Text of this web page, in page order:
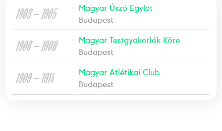
1903 — 1905
Magyar Úszó Egylet
Budapest
1906 — 1908
Magyar Testgyakorlók Köre
Budapest
1909 — 1914
Magyar Atlétikai Club
Budapest